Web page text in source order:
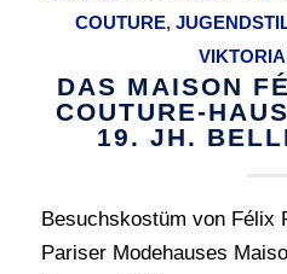
COUTURE,
DAS MAISON
COUTURE-
19. JH.
Besuchskostüm von Félix
Pariser Modehauses